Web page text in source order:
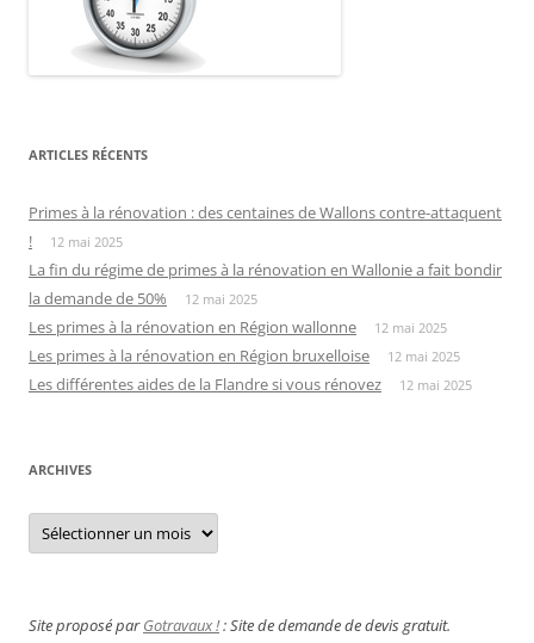
ARTICLES RÉCENTS
Primes à la rénovation : des centaines de Wallons contre-attaquent
!
12 mai 2025
La fin du régime de primes à la rénovation en Wallonie a fait bondir
la demande de 50%
12 mai 2025
Les primes à la rénovation en Région wallonne 12 mai 2025
Les primes à la rénovation en Région bruxelloise 12 mai 2025
Les différentes aides de la Flandre si vous rénovez 12 mai 2025
ARCHIVES
Archives
Site proposé parGotravaux !: Site de demande de devis gratuit.